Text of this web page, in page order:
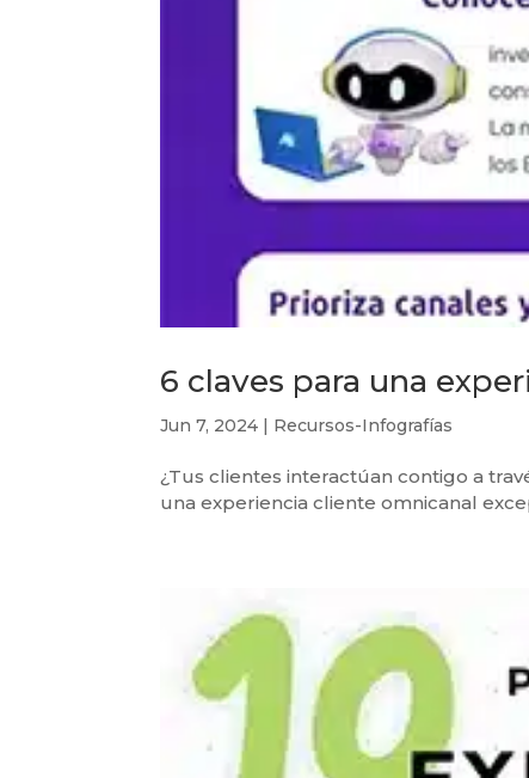
6 claves para una
Jun 7, 2024 | Recursos-Infografías
¿Tus clientes interactúan contigo a
una experiencia cliente omnicanal